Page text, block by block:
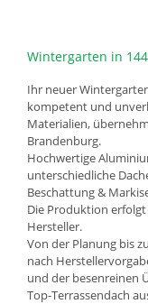
Wintergarten in
Ihr neuer
kompetent und
Materialien,
Brandenburg.
Hochwertige
unterschiedliche
Beschattung &
Die Produktion
Hersteller.
Von der Planung bis
nach
und der besenreinen
Top-Terrassendach